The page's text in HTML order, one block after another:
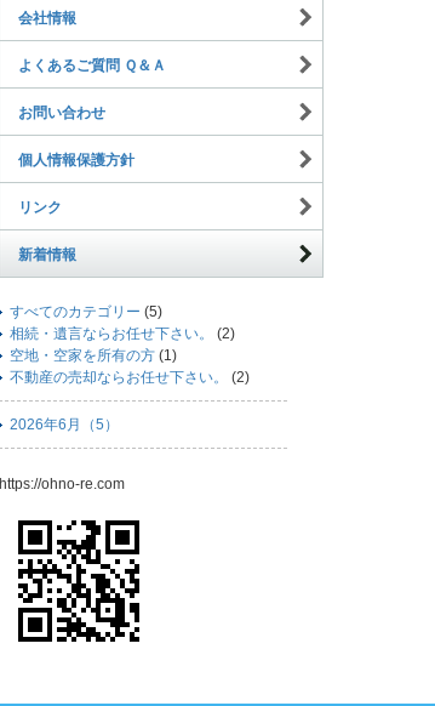
会社情報
よくあるご質問 Ｑ＆Ａ
お問い合わせ
個人情報保護方針
リンク
新着情報
すべてのカテゴリー (5)
相続・遺言ならお任せ下さい。
(2)
空地・空家を所有の方 (1)
不動産の売却ならお任せ下さい。
(2)
2026年6月（5）
https://ohno-re.com